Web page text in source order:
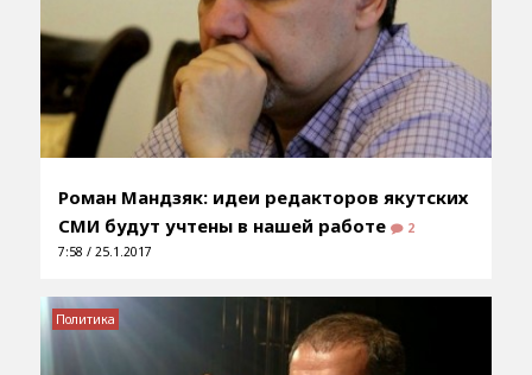
Роман Мандзяк: идеи редакторов якутских
СМИ будут учтены в нашей работе
2
7:58 / 25.1.2017
Политика